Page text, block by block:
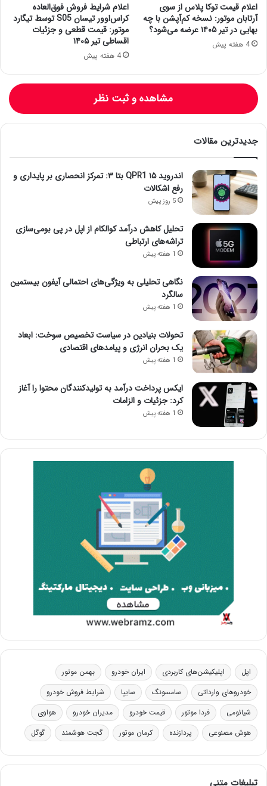
اعلام قیمت توکا پلاس از سوی
آرتابان موتور: نسخه کم‌آپشن با چه
بهایی در تیر ۱۴۰۵ عرضه می‌شود؟
4 هفته پیش
اعلام شرایط فروش فوق‌العاده
کراس‌اوور تیسان S05 توسط تیگارد
موتور: قیمت قطعی و جزئیات
اقساطی تیر ۱۴۰۵
4 هفته پیش
مشاهده و ثبت نظر
جدیدترین مقالات
اندروید ۱۵ QPR1 بتا ۳: تمرکز انحصاری بر پایداری و
رفع اشکالات
5 روز پیش
تحلیل کاهش درآمد کوالکام از اپل در پی بومی‌سازی
تراشه‌های ارتباطی
1 هفته پیش
نگاهی تحلیلی به ویژگی‌های احتمالی آیفون بیستمین
سالگرد
1 هفته پیش
تحولات بنیادین در سیاست تخصیص سوخت: ابعاد
یک بحران انرژی و پیامدهای اقتصادی
1 هفته پیش
ایکس پرداخت درآمد به تولیدکنندگان محتوا را آغاز
کرد: جزئیات و الزامات
1 هفته پیش
اپل اپلیکیشن‌های کاربردی ایران خودرو
بهمن موتور
خودروهای وارداتی
سامسونگ سایپا
شرایط فروش خودرو
شیائومی
فردا موتور قیمت خودرو مدیران خودرو
هواوی
هوش مصنوعی
پردازنده کرمان موتور گجت هوشمند گوگل
تبلیغات متنی